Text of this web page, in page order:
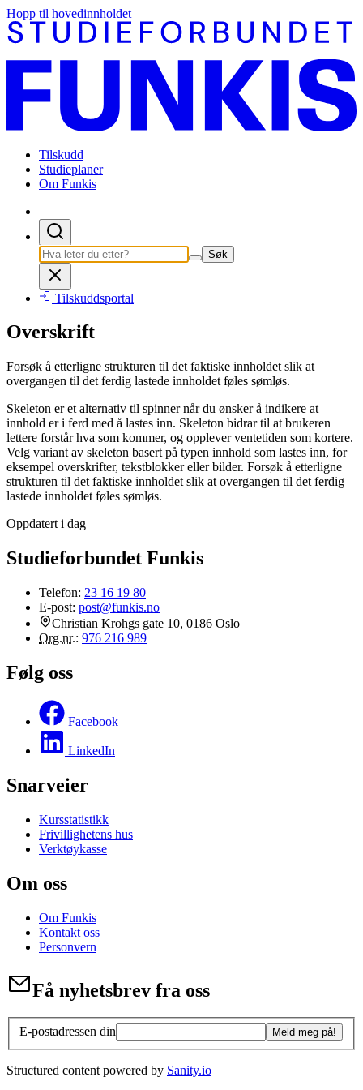
Hopp til hovedinnholdet
Tilskudd
Studieplaner
Om Funkis
Søk
Tilskuddsportal
Overskrift
Forsøk å etterligne strukturen til det faktiske innholdet slik at
overgangen til det ferdig lastede innholdet føles sømløs.
Skeleton er et alternativ til spinner når du ønsker å indikere at
innhold er i ferd med å lastes inn. Skeleton bidrar til at brukeren
lettere forstår hva som kommer, og opplever ventetiden som kortere.
Velg variant av skeleton basert på typen innhold som lastes inn, for
eksempel overskrifter, tekstblokker eller bilder. Forsøk å etterligne
strukturen til det faktiske innholdet slik at overgangen til det ferdig
lastede innholdet føles sømløs.
Oppdatert i dag
Studieforbundet Funkis
Telefon: 23 16 19 80
E-post: post@funkis.no
Christian Krohgs gate 10, 0186 Oslo
Org.nr.: 976 216 989
Følg oss
Facebook
LinkedIn
Snarveier
Kursstatistikk
Frivillighetens hus
Verktøykasse
Om oss
Om Funkis
Kontakt oss
Personvern
Få nyhetsbrev fra oss
E-postadressen din Meld meg på!
Structured content powered by Sanity.io